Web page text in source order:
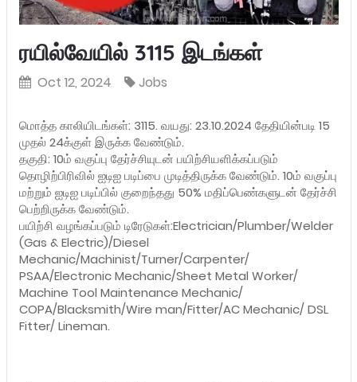
ரயில்வேயில் 3115 இடங்கள்
Oct 12, 2024 Jobs
மொத்த காலியிடங்கள்: 3115. வயது: 23.10.2024 தேதியின்படி 15
முதல் 24க்குள் இருக்க வேண்டும்.
தகுதி: 10ம் வகுப்பு தேர்ச்சியுடன் பயிற்சியளிக்கப்படும்
தொழிற்பிரிவில் ஐடிஐ படிப்பை முடித்திருக்க வேண்டும். 10ம் வகுப்பு
மற்றும் ஐடிஐ படிப்பில் குறைந்தது 50% மதிப்பெண்களுடன் தேர்ச்சி
பெற்றிருக்க வேண்டும்.
பயிற்சி வழங்கப்படும் டிரேடுகள்:Electrician/Plumber/Welder
(Gas & Electric)/Diesel
Mechanic/Machinist/Turner/Carpenter/
PSAA/Electronic Mechanic/Sheet Metal Worker/
Machine Tool Maintenance Mechanic/
COPA/Blacksmith/Wire man/Fitter/AC Mechanic/ DSL
Fitter/ Lineman.